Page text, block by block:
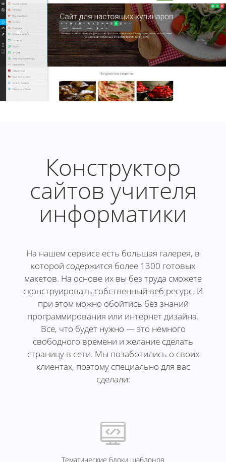
Конструктор
сайтов учителя
информатики
На нашем сервисе есть большая галерея, в
которой содержится более 1300 готовых
макетов. На основе их вы без труда сможете
сконструировать собственный веб ресурс. И
при этом можно обойтись без знаний
программирования или интернет дизайна.
Все, что будет нужно — это немного
свободного времени и желание сделать
страницу в сети. Мы позаботились о своих
клиентах, поэтому специально для вас
сделали:
Тематические блоки шаблонов